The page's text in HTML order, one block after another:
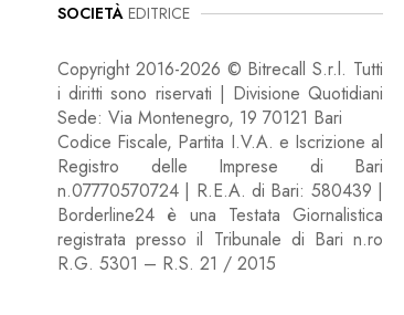
SOCIETÀ EDITRICE
Copyright 2016-2026 © Bitrecall S.r.l. Tutti
i diritti sono riservati | Divisione Quotidiani
Sede: Via Montenegro, 19 70121 Bari
Codice Fiscale, Partita I.V.A. e Iscrizione al
Registro delle Imprese di Bari
n.07770570724 | R.E.A. di Bari: 580439 |
Borderline24 è una Testata Giornalistica
registrata presso il Tribunale di Bari n.ro
R.G. 5301 – R.S. 21 / 2015